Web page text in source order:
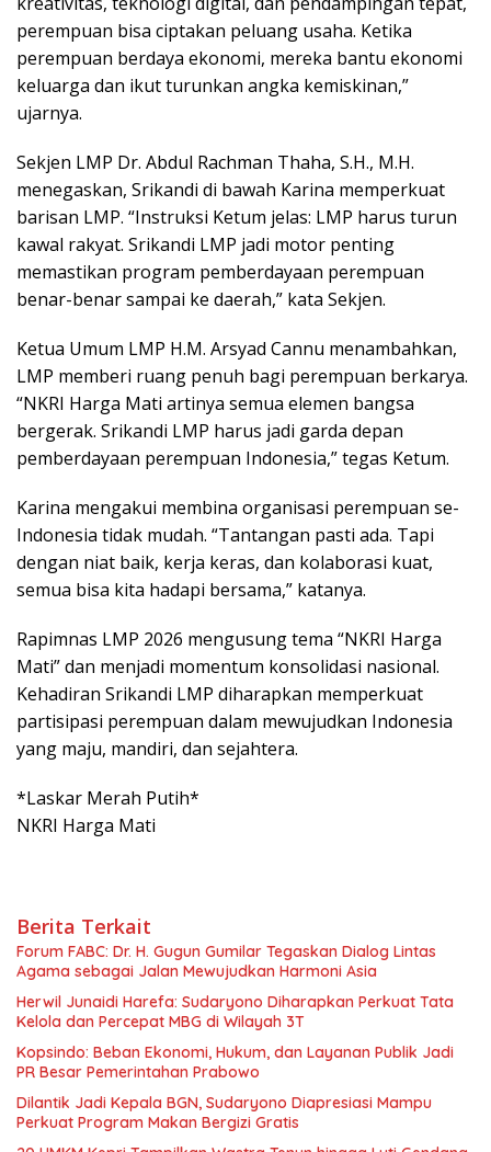
perempuan bisa ciptakan peluang usaha. Ketika
perempuan berdaya ekonomi, mereka bantu ekonomi
keluarga dan ikut turunkan angka kemiskinan,”
ujarnya.
Sekjen LMP Dr. Abdul Rachman Thaha, S.H., M.H.
menegaskan, Srikandi di bawah Karina memperkuat
barisan LMP. “Instruksi Ketum jelas: LMP harus turun
kawal rakyat. Srikandi LMP jadi motor penting
memastikan program pemberdayaan perempuan
benar-benar sampai ke daerah,” kata Sekjen.
Ketua Umum LMP H.M. Arsyad Cannu menambahkan,
LMP memberi ruang penuh bagi perempuan berkarya.
“NKRI Harga Mati artinya semua elemen bangsa
bergerak. Srikandi LMP harus jadi garda depan
pemberdayaan perempuan Indonesia,” tegas Ketum.
Karina mengakui membina organisasi perempuan se-
Indonesia tidak mudah. “Tantangan pasti ada. Tapi
dengan niat baik, kerja keras, dan kolaborasi kuat,
semua bisa kita hadapi bersama,” katanya.
Rapimnas LMP 2026 mengusung tema “NKRI Harga
Mati” dan menjadi momentum konsolidasi nasional.
Kehadiran Srikandi LMP diharapkan memperkuat
partisipasi perempuan dalam mewujudkan Indonesia
yang maju, mandiri, dan sejahtera.
*Laskar Merah Putih*
NKRI Harga Mati
Berita Terkait
Forum FABC: Dr. H. Gugun Gumilar Tegaskan Dialog Lintas
Agama sebagai Jalan Mewujudkan Harmoni Asia
Herwil Junaidi Harefa: Sudaryono Diharapkan Perkuat Tata
Kelola dan Percepat MBG di Wilayah 3T
Kopsindo: Beban Ekonomi, Hukum, dan Layanan Publik Jadi
PR Besar Pemerintahan Prabowo
Dilantik Jadi Kepala BGN, Sudaryono Diapresiasi Mampu
Perkuat Program Makan Bergizi Gratis